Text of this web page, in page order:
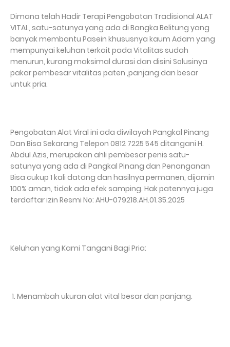
Dimana telah Hadir Terapi Pengobatan Tradisional ALAT
VITAL, satu-satunya yang ada di Bangka Belitung yang
banyak membantu Pasein khususnya kaum Adam yang
mempunyai keluhan terkait pada Vitalitas sudah
menurun, kurang maksimal durasi dan disini Solusinya
pakar pembesar vitalitas paten ,panjang dan besar
untuk pria.
Pengobatan Alat Viral ini ada diwilayah Pangkal Pinang
Dan Bisa Sekarang Telepon 0812 7225 545 ditangani H.
Abdul Azis, merupakan ahli pembesar penis satu-
satunya yang ada di Pangkal Pinang dan Penanganan
Bisa cukup 1 kali datang dan hasilnya permanen, dijamin
100% aman, tidak ada efek samping. Hak patennya juga
terdaftar izin Resmi No: AHU-079218.AH.01.35.2025
Keluhan yang Kami Tangani Bagi Pria:
1. Menambah ukuran alat vital besar dan panjang.